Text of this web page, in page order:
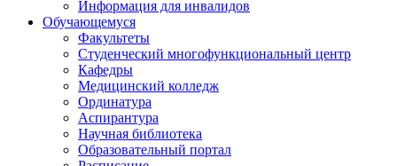
Информация для инвалидов
Обучающемуся
Факультеты
Студенческий многофункциональный центр
Кафедры
Медицинский колледж
Ординатура
Аспирантура
Научная библиотека
Образовательный портал